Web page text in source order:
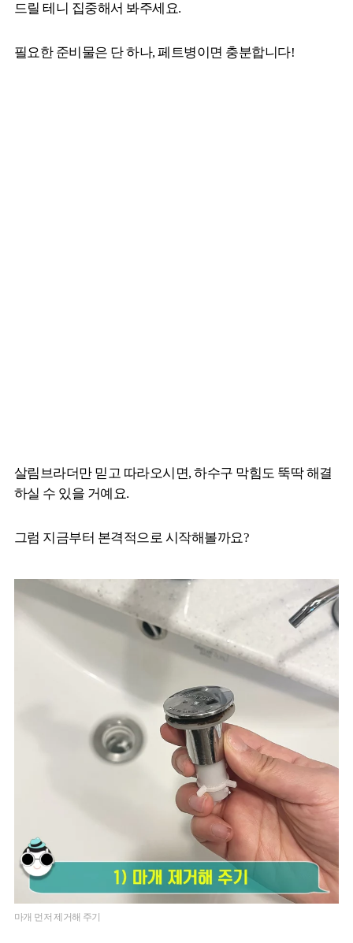
드릴 테니 집중해서 봐주세요.
필요한 준비물은 단 하나, 페트병이면 충분합니다!
살림브라더만 믿고 따라오시면, 하수구 막힘도 뚝딱 해결
하실 수 있을 거예요.
그럼 지금부터 본격적으로 시작해볼까요?
마개 먼저 제거해 주기